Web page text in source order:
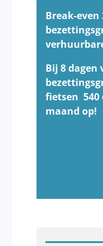
Break-even
Bij 8 dagen
fietsen 540
maand op!